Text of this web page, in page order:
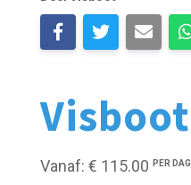
Visboot
Vanaf: € 115.00 PER DAG